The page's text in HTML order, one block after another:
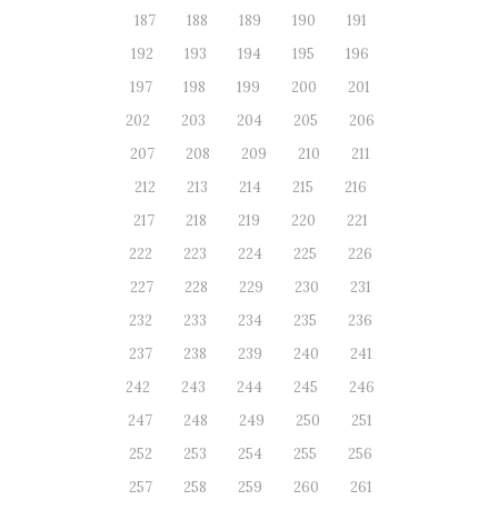
187
188 189 190
191
192
193 194 195
196
197
198 199 200
201
202
203 204 205
206
207
208 209 210
211
212
213 214 215
216
217
218 219 220
221
222
223 224 225
226
227
228 229 230
231
232
233 234 235
236
237
238 239 240
241
242
243 244 245
246
247
248 249 250
251
252
253 254 255
256
257
258 259 260
261